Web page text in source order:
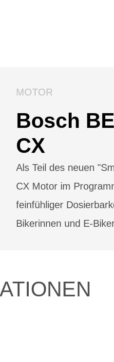
MOTOR
Bosch
CX
Als Teil des neuen
CX Motor im
feinfühliger
Bikerinnen und E-